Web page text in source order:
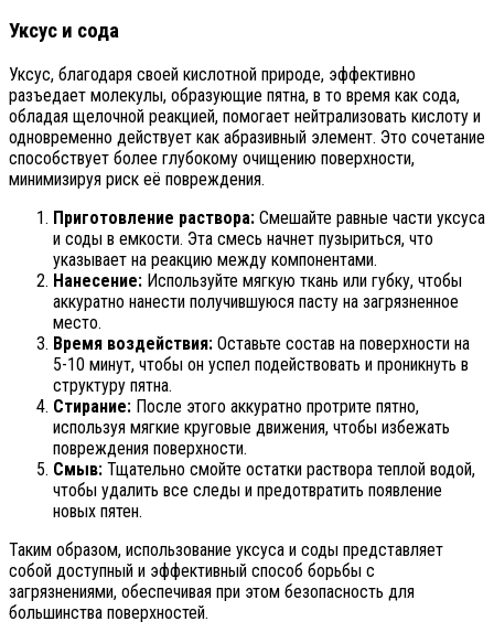
Уксус и сода
Уксус, благодаря своей кислотной природе, эффективно
разъедает молекулы, образующие пятна, в то время как сода,
обладая щелочной реакцией, помогает нейтрализовать кислоту и
одновременно действует как абразивный элемент. Это сочетание
способствует более глубокому очищению поверхности,
минимизируя риск её повреждения.
Приготовление раствора: Смешайте равные части уксуса
и соды в емкости. Эта смесь начнет пузыриться, что
указывает на реакцию между компонентами.
Нанесение: Используйте мягкую ткань или губку, чтобы
аккуратно нанести получившуюся пасту на загрязненное
место.
Время воздействия: Оставьте состав на поверхности на
5-10 минут, чтобы он успел подействовать и проникнуть в
структуру пятна.
Стирание: После этого аккуратно протрите пятно,
используя мягкие круговые движения, чтобы избежать
повреждения поверхности.
Смыв: Тщательно смойте остатки раствора теплой водой,
чтобы удалить все следы и предотвратить появление
новых пятен.
Таким образом, использование уксуса и соды представляет
собой доступный и эффективный способ борьбы с
загрязнениями, обеспечивая при этом безопасность для
большинства поверхностей.